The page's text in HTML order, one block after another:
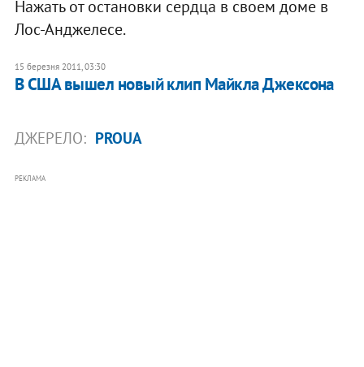
Нажать от остановки сердца в своем доме в
Лос-Анджелесе.
15 березня 2011, 03:30
В США вышел новый клип Майкла Джексона
ДЖЕРЕЛО: PROUA
РЕКЛАМА